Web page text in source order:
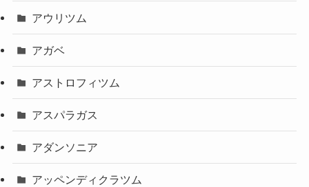
アウリツム
アガベ
アストロフィツム
アスパラガス
アダンソニア
アッペンディクラツム